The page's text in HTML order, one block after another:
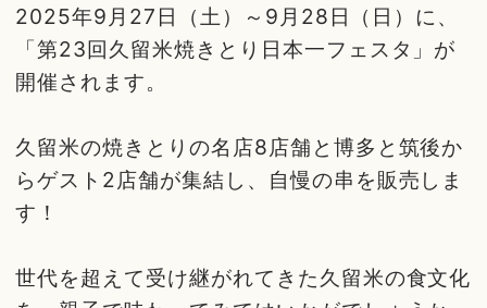
2025年9月27日（土）～9月28日（日）に、
「第23回久留米焼きとり日本一フェスタ」が
開催されます。
久留米の焼きとりの名店8店舗と博多と筑後か
らゲスト2店舗が集結し、自慢の串を販売しま
す！
世代を超えて受け継がれてきた久留米の食文化